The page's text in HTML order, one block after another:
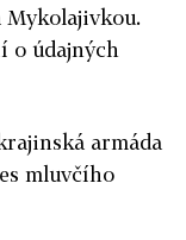
Mykolajivkou.
o údajných
armáda
mluvčího